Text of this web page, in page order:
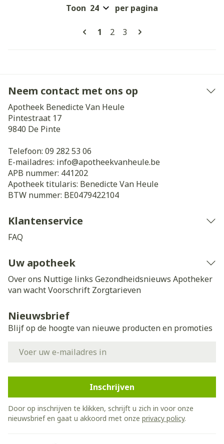
Pagina's
U lees momenteel pagina
1 Pagina
2 Pagina
3
Toon per pagina
Neem contact met ons op
Apotheek Benedicte Van Heule
Pintestraat 17
9840 De Pinte
Telefoon: 09 282 53 06
E-mailadres: info@apotheekvanheule.be
APB nummer: 441202
Apotheek titularis: Benedicte Van Heule
BTW nummer: BE0479422104
Klantenservice
FAQ
Uw apotheek
Over ons Nuttige links Gezondheidsnieuws Apotheker
van wachtVoorschrift Zorgtarieven
Nieuwsbrief
Blijf op de hoogte van nieuwe producten en promoties
Inschrijven
Door op inschrijven te klikken, schrijft u zich in voor onze
nieuwsbrief en gaat u akkoord met onze privacy policy.